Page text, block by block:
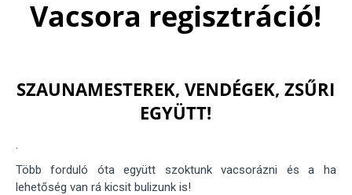
Vacsora regisztráció!
SZAUNAMESTEREK, VENDÉGEK, ZSŰRI
EGYÜTT!
.
Több forduló óta együtt szoktunk vacsorázni és a ha
lehetőség van rá kicsit bulizunk is!